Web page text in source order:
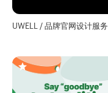
UWELL / 品牌官网设计服务